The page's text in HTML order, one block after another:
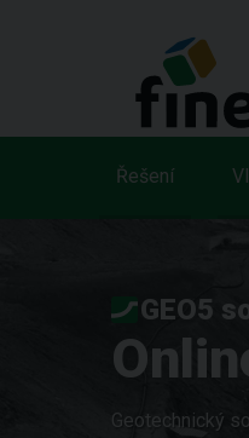
Řešení
GEO5
Geotechnický